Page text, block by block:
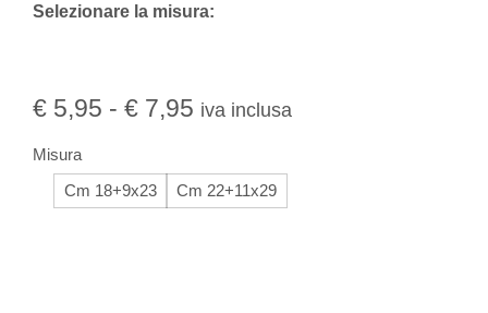
Selezionare la misura:
€ 5,95 - € 7,95 iva inclusa
Misura
Cm 18+9x23 Cm 22+11x29